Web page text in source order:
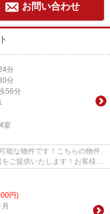
お問い合わせ
分
分
56分
4室
能な物件です！こちらの物件
ご提供いたします！お客様の
円)